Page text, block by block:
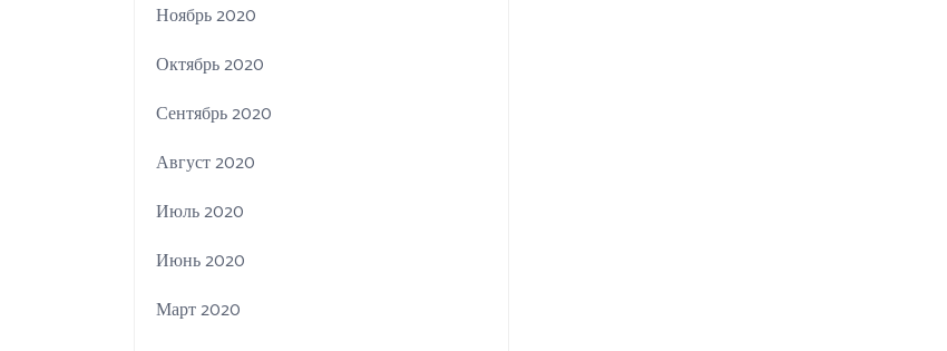
Ноябрь 2020
Октябрь 2020
Сентябрь 2020
Август 2020
Июль 2020
Июнь 2020
Март 2020